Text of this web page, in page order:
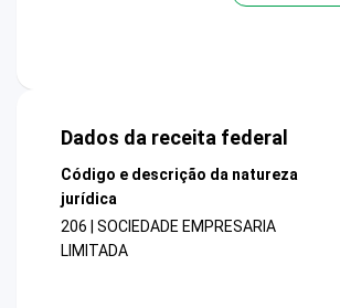
Dados da receita federal
Código e descrição da natureza
jurídica
206 | SOCIEDADE EMPRESARIA
LIMITADA